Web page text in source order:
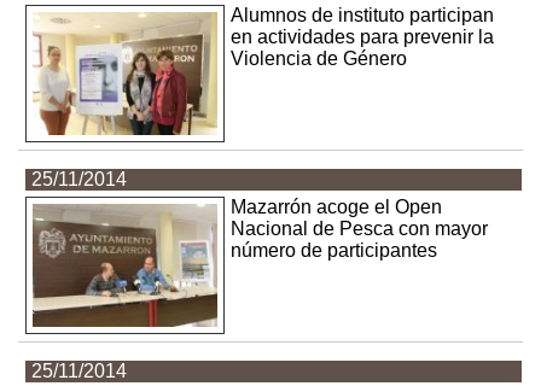
Alumnos de instituto participan
en actividades para prevenir la
Violencia de Género
25/11/2014
Mazarrón acoge el Open
Nacional de Pesca con mayor
número de participantes
25/11/2014